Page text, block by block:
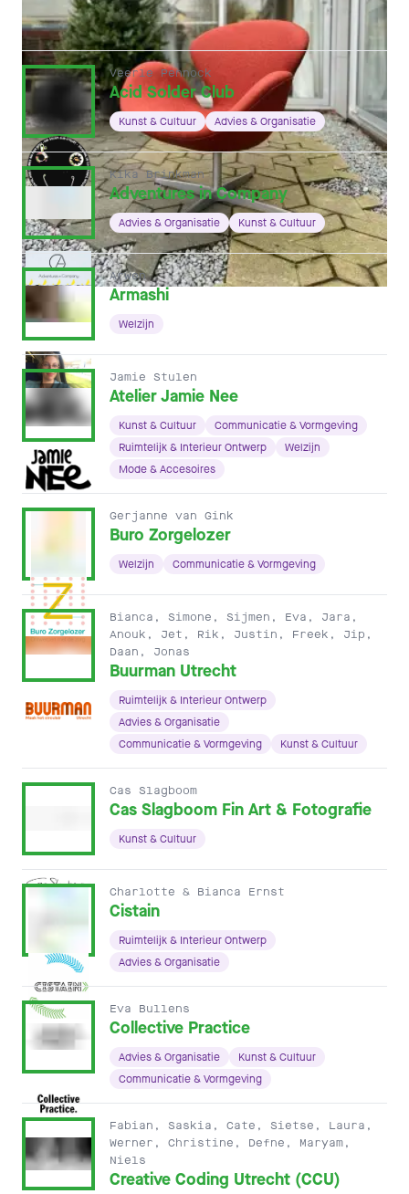
ANDERE HOFLEDEN
Veerle Pennock
Acid Solder Club
Kunst & Cultuur Advies & Organisatie
Kika Brinkman
Adventures in Company
Advies & Organisatie Kunst & Cultuur
Arwen
Armashi
Welzijn
Jamie Stulen
Atelier Jamie Nee
Kunst & Cultuur
Communicatie & Vormgeving
Ruimtelijk & Interieur Ontwerp
Welzijn
Mode & Accesoires
Gerjanne van Gink
Buro Zorgelozer
Welzijn Communicatie & Vormgeving
Bianca, Simone, Sijmen, Eva, Jara,
Anouk, Jet, Rik, Justin, Freek, Jip,
Daan, Jonas
Buurman Utrecht
Ruimtelijk & Interieur Ontwerp
Advies & Organisatie
Communicatie & Vormgeving
Kunst & Cultuur
Cas Slagboom
Cas Slagboom Fin Art & Fotografie
Kunst & Cultuur
Charlotte & Bianca Ernst
Cistain
Ruimtelijk & Interieur Ontwerp
Advies & Organisatie
Eva Bullens
Collective Practice
Advies & Organisatie
Kunst & Cultuur
Communicatie & Vormgeving
Fabian, Saskia, Cate, Sietse, Laura,
Werner, Christine, Defne, Maryam,
Niels
Creative Coding Utrecht (CCU)